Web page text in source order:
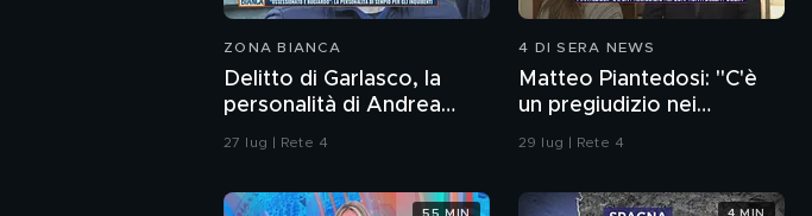
ZONA BIANCA
Delitto di Garlasco, la
personalità di Andrea
Sempio per gli inquirenti:
27 lug | Rete 4
4 DI SERA NEWS
Matteo Piantedosi: "C'è
un pregiudizio nei
confronti della polizia"
29 lug | Rete 4
55 MIN 4 MIN